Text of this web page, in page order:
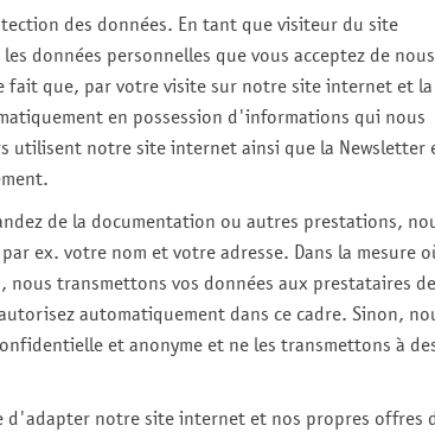
des données. En tant que visiteur du site
données personnelles que vous acceptez de nous
fait que, par votre visite sur notre site internet et la
en possession d'informations qui nous
utilisent notre site internet ainsi que la Newsletter
de la documentation ou autres prestations,
ex. votre nom et votre adresse. Dans la mesure
transmettons vos données aux prestataires de
automatiquement dans ce cadre. Sinon,
et anonyme et ne les transmettons à
d'adapter notre site internet et nos propres offres